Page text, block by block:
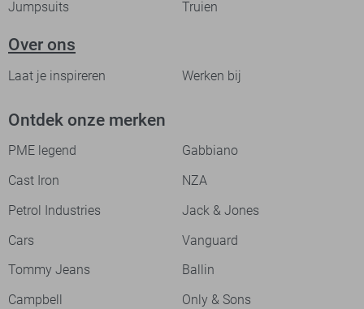
Jumpsuits
Truien
Over ons
Laat je inspireren Werken bij
Ontdek onze merken
PME legend
Gabbiano
Cast Iron
NZA
Petrol Industries
Jack & Jones
Cars
Vanguard
Tommy Jeans
Ballin
Campbell
Only & Sons